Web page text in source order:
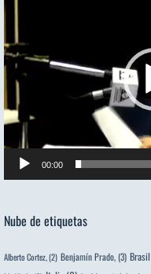
de
vídeo
00:00
Nube de etiquetas
Alberto Cortez, (2) Benjamín Prado,(3) Brasil